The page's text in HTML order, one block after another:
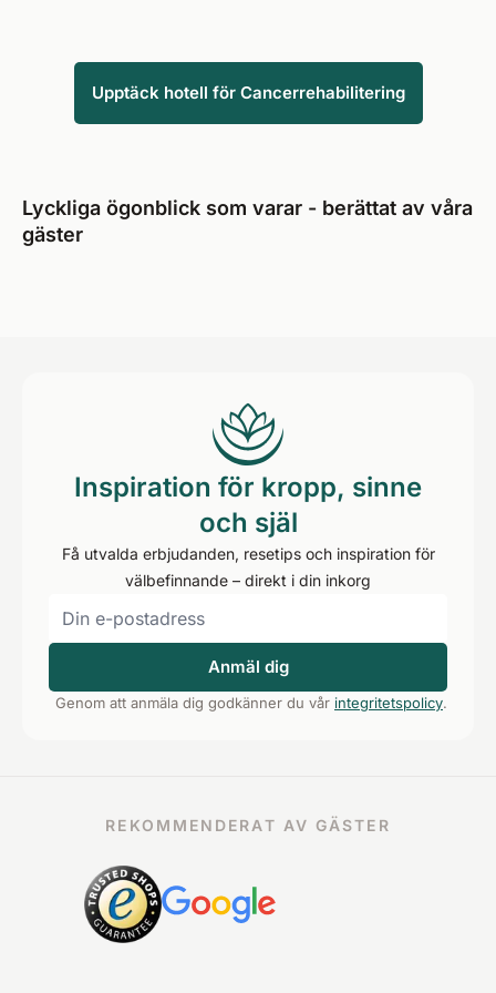
Upptäck hotell för Cancerrehabilitering
Lyckliga ögonblick som varar - berättat av våra
gäster
Inspiration för kropp, sinne
och själ
Få utvalda erbjudanden, resetips och inspiration för
välbefinnande – direkt i din inkorg
Anmäl dig
Genom att anmäla dig godkänner du vår integritetspolicy.
REKOMMENDERAT AV GÄSTER